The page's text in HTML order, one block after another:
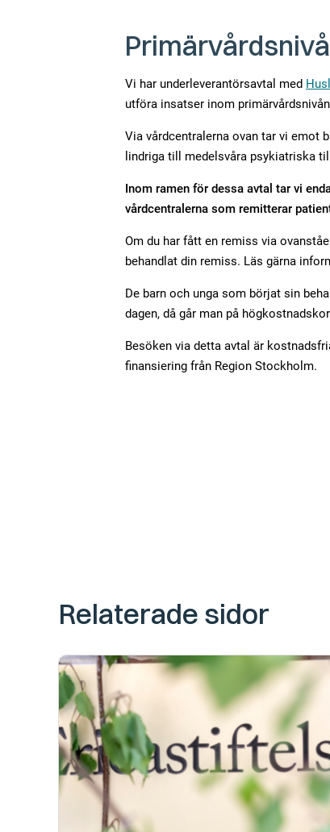
Primärvårdsnivå
Vi har underleverantörsavtal med
utföra insatser inom
Via vårdcentralerna ovan tar vi emot
lindriga till medelsvåra psykiatriska
Inom ramen för dessa avtal tar vi
vårdcentralerna som remitterar
Om du har fått en remiss via
behandlat din remiss. Läs gärna
De barn och unga som börjat sin
dagen, då går man på
Besöken via detta avtal är
finansiering från Region Stockholm.
Relaterade sidor